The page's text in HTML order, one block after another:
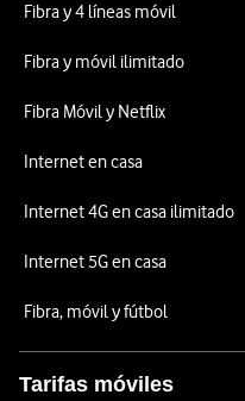
Fibra y 4 líneas móvil
Fibra y móvil ilimitado
Fibra Móvil y Netflix
Internet en casa
Internet 4G en casa ilimitado
Internet 5G en casa
Fibra, móvil y fútbol
Tarifas móviles